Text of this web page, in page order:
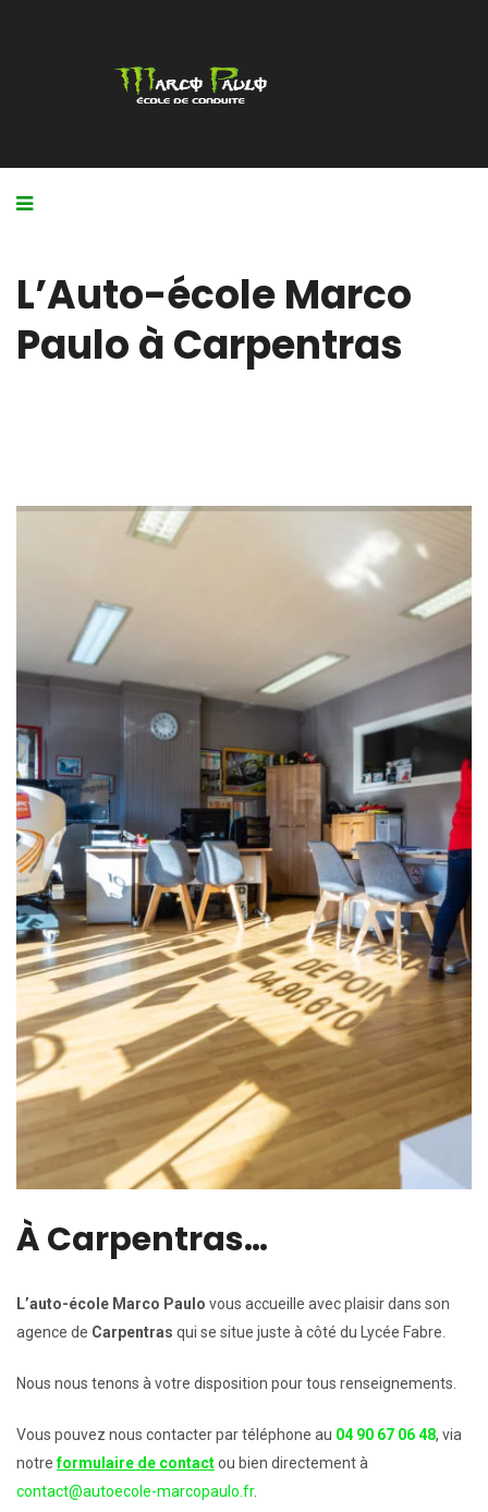
L’Auto-école Marco
Paulo à Carpentras
À Carpentras…
L’auto-école Marco Paulo vous accueille avec plaisir dans son
agence de Carpentras qui se situe juste à côté du Lycée Fabre.
Nous nous tenons à votre disposition pour tous renseignements.
Vous pouvez nous contacter par téléphone au 04 90 67 06 48, via
notreformulaire de contactou bien directement à
contact@autoecole-marcopaulo.fr.